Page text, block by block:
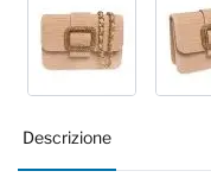
Descrizione